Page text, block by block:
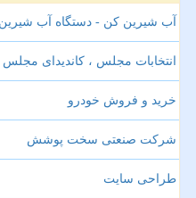
آب شیرین کن - دستگاه آب
انتخابات مجلس ، کاندیدای مجلس
خرید و فروش خودرو
شرکت صنعتی سخت پوشش
طراحی سایت